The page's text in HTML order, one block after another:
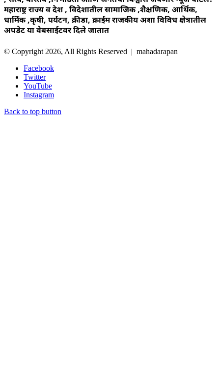
महाराष्ट्र राज्य व देश , विदेशातील सामाजिक ,शैक्षणिक, आर्थिक,
धार्मिक ,कृषी, पर्यटन, क्रीडा, क्राईम राजकीय अशा विविध क्षेत्रातील
अपडेट या वेबसाईटवर दिले जातात
© Copyright 2026, All Rights Reserved | mahadarapan
Facebook
Twitter
YouTube
Instagram
Back to top button